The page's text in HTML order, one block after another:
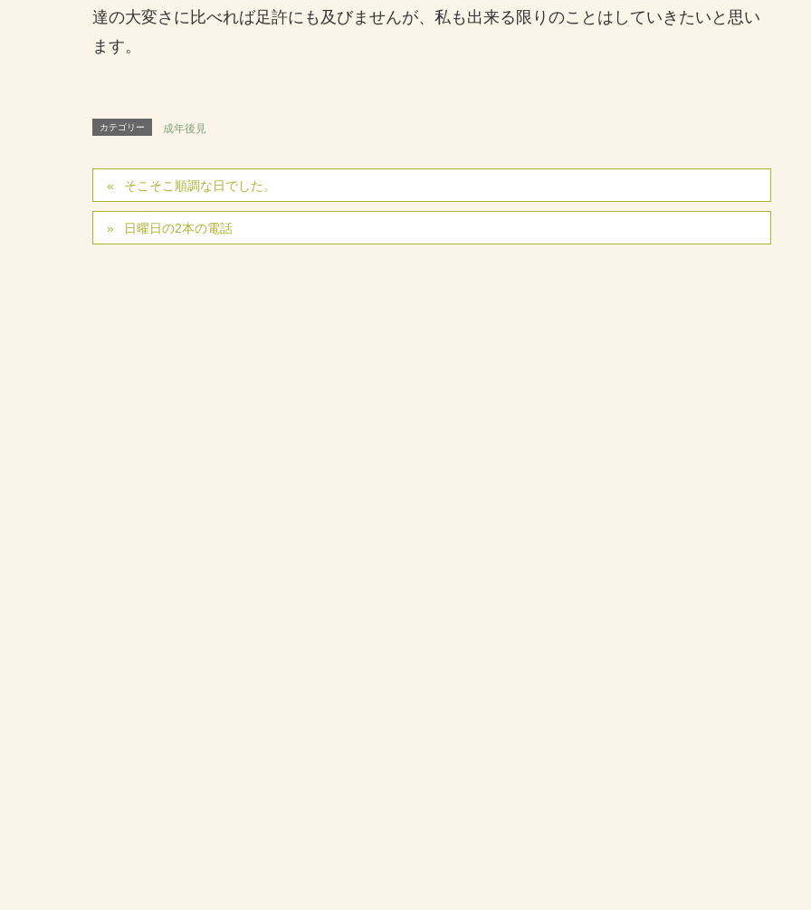
達の大変さに比べれば足許にも及びませんが、私も出来る限りのことはしていきたいと思い
ます。
カテゴリー 成年後見
そこそこ順調な日でした。
日曜日の2本の電話